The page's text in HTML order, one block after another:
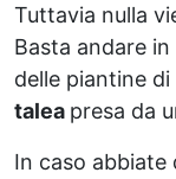
Tuttavia nulla
Basta andare
delle piantine
talea presa da
In caso abbiate